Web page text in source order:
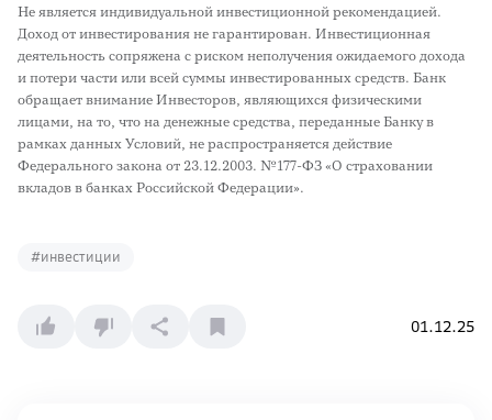
Не является индивидуальной инвестиционной рекомендацией.
Доход от инвестирования не гарантирован. Инвестиционная
деятельность сопряжена с риском неполучения ожидаемого дохода
и потери части или всей суммы инвестированных средств. Банк
обращает внимание Инвесторов, являющихся физическими
лицами, на то, что на денежные средства, переданные Банку в
рамках данных Условий, не распространяется действие
Федерального закона от 23.12.2003. №177-ФЗ «О страховании
вкладов в банках Российской Федерации».
#инвестиции
01.12.25